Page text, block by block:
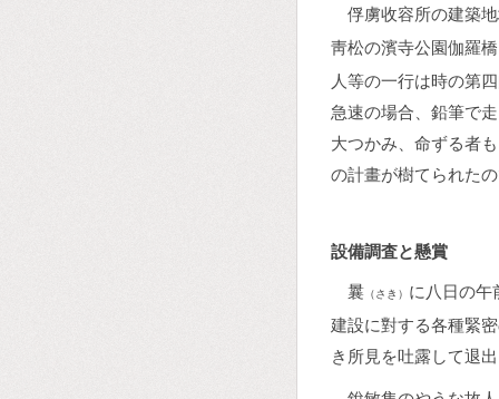
俘虜收容所の建築
靑松の濱寺公園伽羅
人等の一行は時の第
急速の場合、鉛筆で
大つかみ、命ずる者
の計畫が樹てられた
設備調査と懸賞
曩 （さき） に八日の午
建設に對する各種緊
き所見を吐露して退